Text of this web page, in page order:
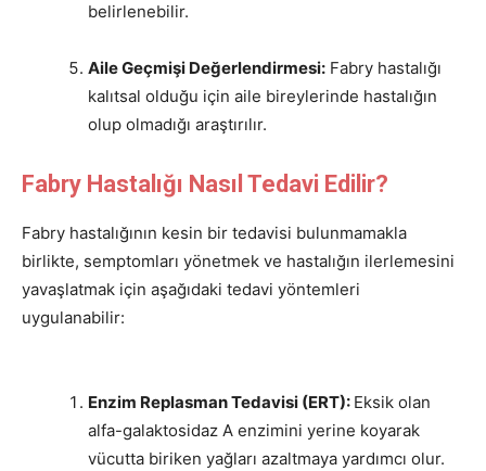
belirlenebilir.
Aile Geçmişi Değerlendirmesi: Fabry hastalığı
kalıtsal olduğu için aile bireylerinde hastalığın
olup olmadığı araştırılır.
Fabry Hastalığı Nasıl Tedavi Edilir?
Fabry hastalığının kesin bir tedavisi bulunmamakla
birlikte, semptomları yönetmek ve hastalığın ilerlemesini
yavaşlatmak için aşağıdaki tedavi yöntemleri
uygulanabilir:
Enzim Replasman Tedavisi (ERT): Eksik olan
alfa-galaktosidaz A enzimini yerine koyarak
vücutta biriken yağları azaltmaya yardımcı olur.